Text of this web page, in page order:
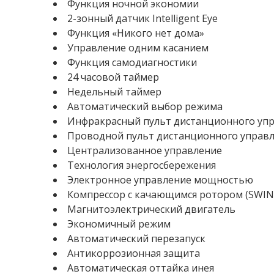
Функция ночной экономии
2-зонный датчик Intelligent Eye
Функция «Никого нет дома»
Управление одним касанием
Функция самодиагностики
24 часовой таймер
Недельный таймер
Автоматический выбор режима
Инфракрасный пульт дистанционного
Проводной пульт дистанционного
Централизованное управление
Технология энергосбережения
Электронное управление мощностью
Компрессор с качающимся ротором
Магнитоэлектрический двигатель
Экономичный режим
Автоматический перезапуск
Антикоррозионная защита
Автоматическая оттайка инея